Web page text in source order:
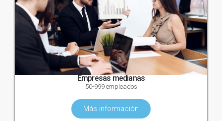
Empresas medianas
50-999 empleados
Más información